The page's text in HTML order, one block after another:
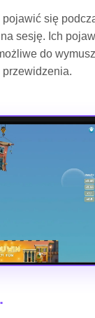
się
sesję. Ich
do
przewidzenia.